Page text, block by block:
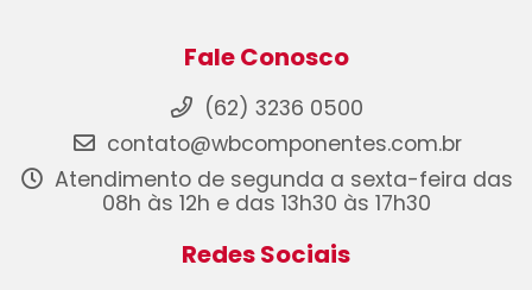
Fale Conosco
(62) 3236 0500
contato@wbcomponentes.com.br
Atendimento de segunda a sexta-feira das
08h às 12h e das 13h30 às 17h30
Redes Sociais